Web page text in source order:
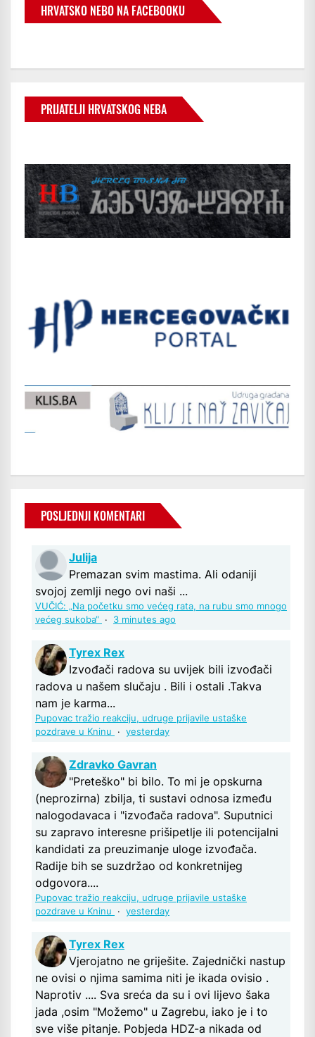
HRVATSKO NEBO NA FACEBOOKU
PRIJATELJI HRVATSKOG NEBA
POSLJEDNJI KOMENTARI
Julija
Premazan svim mastima. Ali odaniji
svojoj zemlji nego ovi naši ...
VUČIĆ: „Na početku smo većeg rata, na rubu smo mnogo
većeg sukoba“ · 3 minutes ago
Tyrex Rex
Izvođači radova su uvijek bili izvođači
radova u našem slučaju . Bili i ostali .Takva
nam je karma...
Pupovac tražio reakciju, udruge prijavile ustaške
pozdrave u Kninu
· yesterday
Zdravko Gavran
"Preteško" bi bilo. To mi je opskurna
(neprozirna) zbilja, ti sustavi odnosa između
nalogodavaca i "izvođača radova". Suputnici
su zapravo interesne prišipetlje ili potencijalni
kandidati za preuzimanje uloge izvođača.
Radije bih se suzdržao od konkretnijeg
odgovora....
Pupovac tražio reakciju, udruge prijavile ustaške
pozdrave u Kninu
· yesterday
Tyrex Rex
Vjerojatno ne griješite. Zajednički nastup
ne ovisi o njima samima niti je ikada ovisio .
Naprotiv .... Sva sreća da su i ovi lijevo šaka
jada ,osim "Možemo" u Zagrebu, iako je i to
sve više pitanje. Pobjeda HDZ-a nikada od